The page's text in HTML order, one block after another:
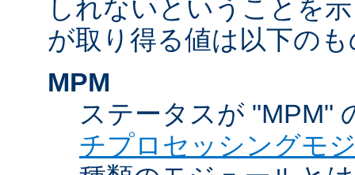
しれないということを
が取り得る値は以下の
MPM
ステータスが "MPM"
チプロセッシングモ